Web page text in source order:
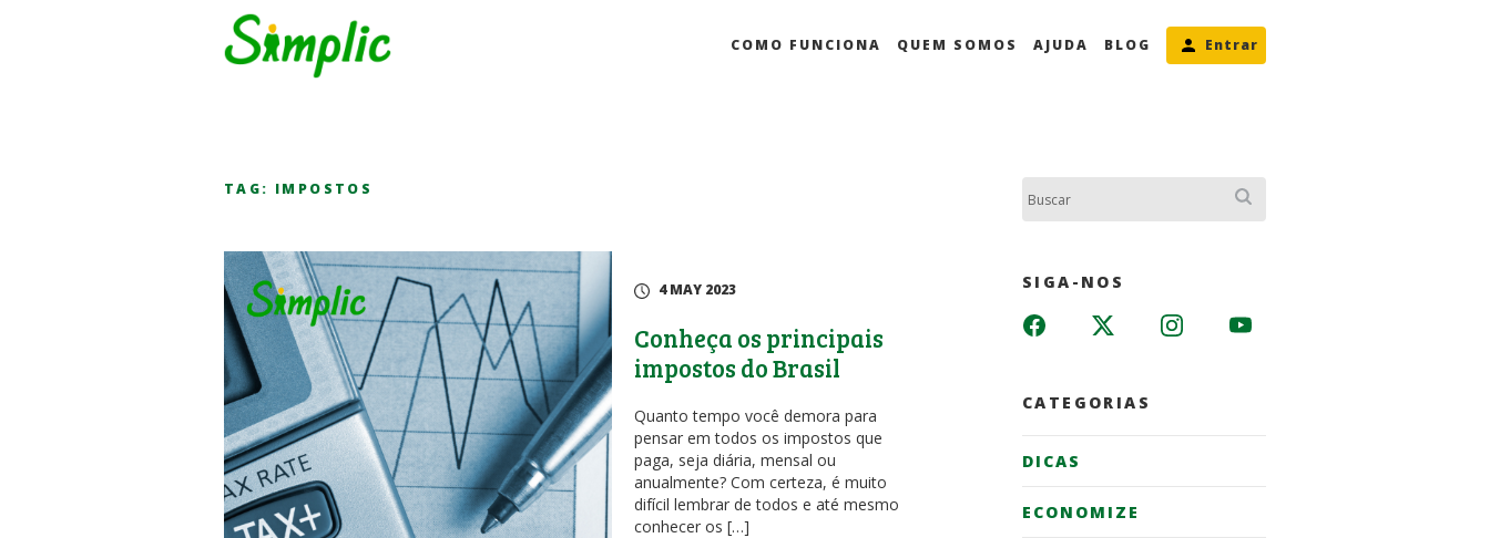
COMO FUNCIONA QUEM SOMOS AJUDA BLOG Entrar
TAG: IMPOSTOS
4 MAY 2023
Conheça os principais
impostos do Brasil
Quanto tempo você demora para
pensar em todos os impostos que
paga, seja diária, mensal ou
anualmente? Com certeza, é muito
difícil lembrar de todos e até mesmo
conhecer os […]
SIGA-NOS
CATEGORIAS
DICAS
ECONOMIZE